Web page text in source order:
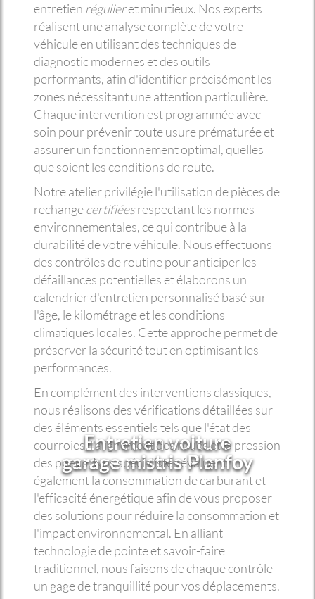
Entretien voiture
garage mistris Planfoy
entretien régulieret minutieux. Nos experts
réalisent une analyse complète de votre
véhicule en utilisant des techniques de
diagnostic modernes et des outils
performants, afin d'identifier précisément les
zones nécessitant une attention particulière.
Chaque intervention est programmée avec
soin pour prévenir toute usure prématurée et
assurer un fonctionnement optimal, quelles
que soient les conditions de route.
Notre atelier privilégie l'utilisation de pièces de
rechangecertifiéesrespectant les normes
environnementales, ce qui contribue à la
durabilité de votre véhicule. Nous effectuons
des contrôles de routine pour anticiper les
défaillances potentielles et élaborons un
calendrier d'entretien personnalisé basé sur
l'âge, le kilométrage et les conditions
climatiques locales. Cette approche permet de
préserver la sécurité tout en optimisant les
performances.
En complément des interventions classiques,
nous réalisons des vérifications détaillées sur
des éléments essentiels tels que l'état des
courroies, l'alignement des roues et la pression
des pneus. Nos spécialistes évaluent
également la consommation de carburant et
l'efficacité énergétique afin de vous proposer
des solutions pour réduire la consommation et
l'impact environnemental. En alliant
technologie de pointe et savoir-faire
traditionnel, nous faisons de chaque contrôle
un gage de tranquillité pour vos déplacements.